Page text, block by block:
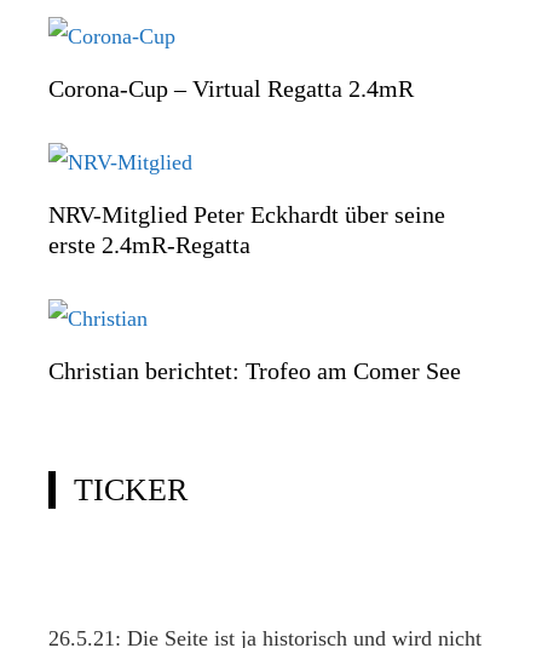
Corona-Cup – Virtual Regatta 2.4mR
NRV-Mitglied Peter Eckhardt über seine
erste 2.4mR-Regatta
Christian berichtet: Trofeo am Comer See
TICKER
26.5.21: Die Seite ist ja historisch und wird nicht